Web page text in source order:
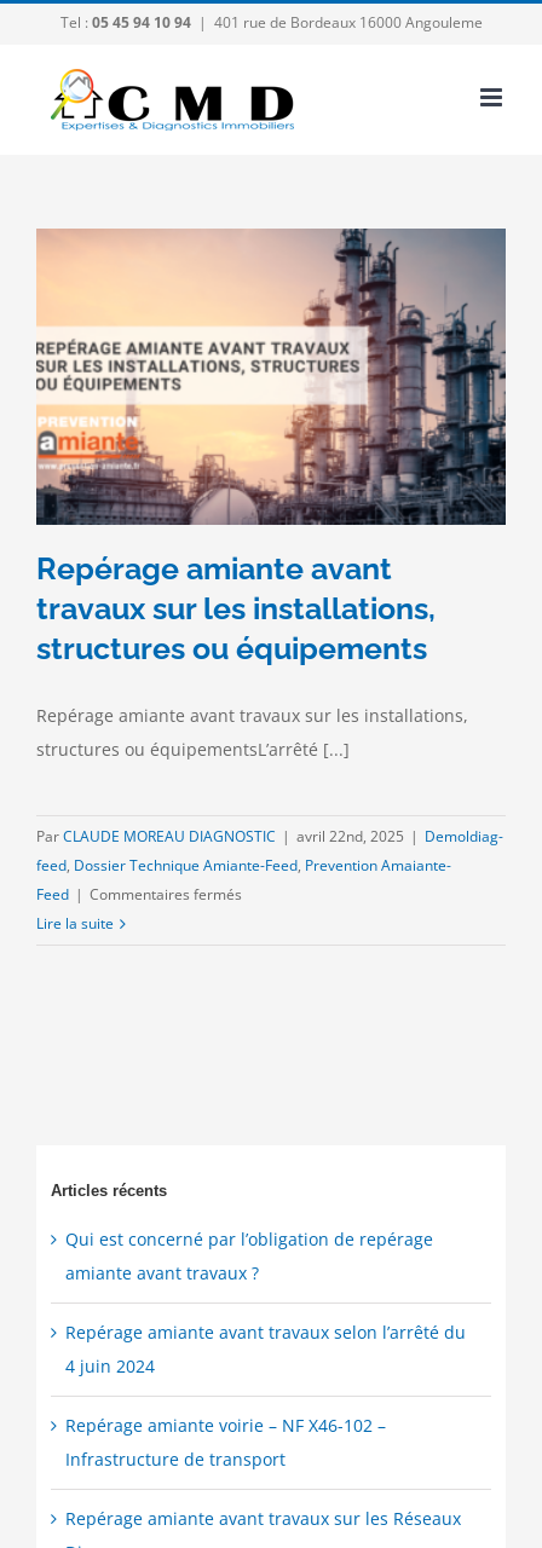
contenu
Tel : 05 45 94 10 94 | 401 rue de Bordeaux 16000 Angouleme
Repérage amiante avant
travaux sur les installations,
structures ou équipements
Repérage amiante avant travaux sur les installations,
structures ou équipementsL’arrêté [...]
ParCLAUDE MOREAU DIAGNOSTIC | avril 22nd, 2025 | Demoldiag-
feed, Dossier Technique Amiante-Feed, Prevention Amaiante-
Feed | Commentaires fermés
Lire la suite
Articles récents
Qui est concerné par l’obligation de repérage
amiante avant travaux ?
Repérage amiante avant travaux selon l’arrêté du
4 juin 2024
Repérage amiante voirie – NF X46-102 –
Infrastructure de transport
Repérage amiante avant travaux sur les Réseaux